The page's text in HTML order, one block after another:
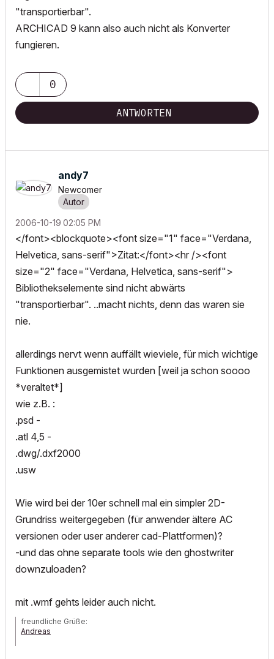
"transportierbar".
ARCHICAD 9 kann also auch nicht als Konverter
fungieren.
0
ANTWORTEN
andy7
Newcomer
‎2006-10-19 02:05 PM
</font><blockquote><font size="1" face="Verdana,
Helvetica, sans-serif">Zitat:</font><hr /><font
size="2" face="Verdana, Helvetica, sans-serif">
Bibliothekselemente sind nicht abwärts
"transportierbar". ..macht nichts, denn das waren sie
nie.
allerdings nervt wenn auffällt wieviele, für mich wichtige
Funktionen ausgemistet wurden [weil ja schon soooo
*veraltet*]
wie z.B. :
.psd -
.atl 4,5 -
.dwg/.dxf2000
.usw
Wie wird bei der 10er schnell mal ein simpler 2D-
Grundriss weitergegeben (für anwender ältere AC
versionen oder user anderer cad-Plattformen)?
-und das ohne separate tools wie den ghostwriter
downzuloaden?
mit .wmf gehts leider auch nicht.
freundliche Grüße:
Andreas